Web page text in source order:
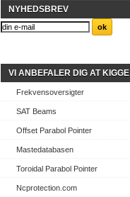
NYHEDSBREV
VI ANBEFALER DIG AT KIGGE
Frekvensoversigter
SAT Beams
Offset Parabol Pointer
Mastedatabasen
Toroidal Parabol Pointer
Ncprotection.com